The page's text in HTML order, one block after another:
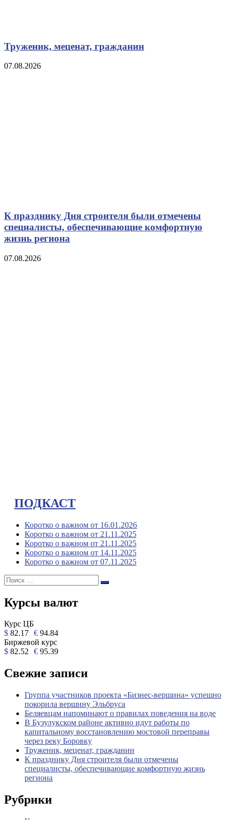
Труженик, меценат, гражданин
07.08.2026
К празднику Дня строителя были отмечены
специалисты, обеспечивающие комфортную
жизнь региона
07.08.2026
ПОДКАСТ
Коротко о важном от 16.01.2026
Коротко о важном от 21.11.2025
Коротко о важном от 21.11.2025
Коротко о важном от 14.11.2025
Коротко о важном от 07.11.2025
Поиск:
Поиск
Курсы валют
Курс ЦБ
$ 82.17 € 94.84
Биржевой курс
$ 82.52 € 95.39
Свежие записи
Группа участников проекта «Бизнес‑вершина» успешно
покорила вершину Эльбруса
Беляевцам напоминают о правилах поведения на воде
В Бузулукском районе активно идут работы по
капитальному восстановлению мостовой переправы
через реку Боровку
Труженик, меценат, гражданин
К празднику Дня строителя были отмечены
специалисты, обеспечивающие комфортную жизнь
региона
Рубрики